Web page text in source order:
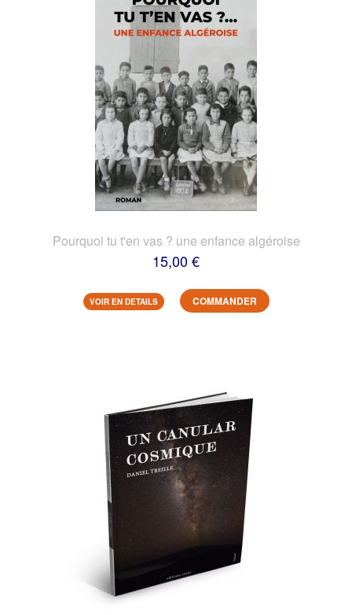
Pourquoi tu t'en vas ? une enfance algéroise
15,00 €
VOIR EN DETAILS COMMANDER